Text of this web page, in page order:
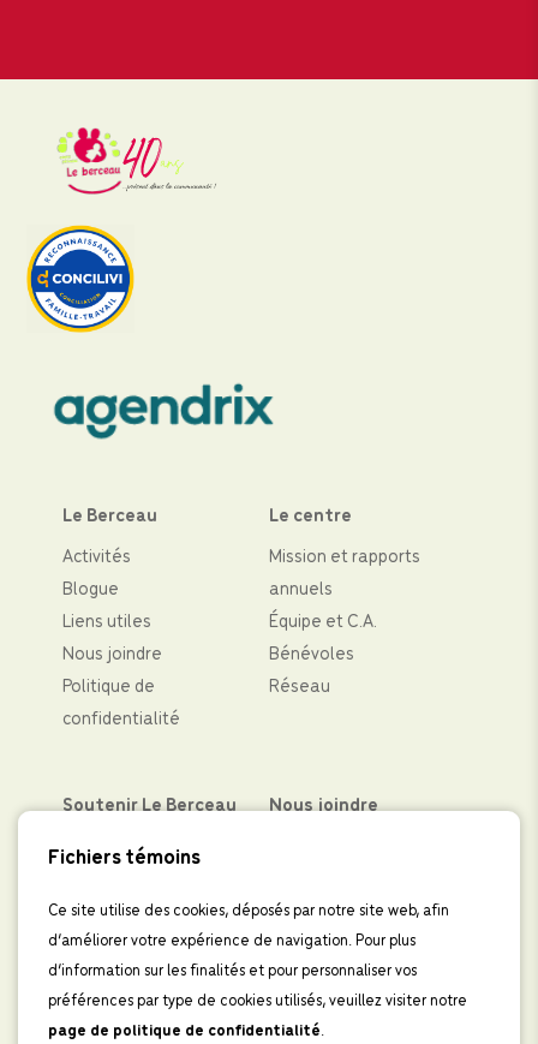
Le Berceau
Activités
Blogue
Liens utiles
Nous joindre
Politique de
confidentialité
Le centre
Mission et rapports
annuels
Équipe et C.A.
Bénévoles
Réseau
Soutenir Le Berceau
Partenaires financiers
Levées de fond
Boutique
Nous joindre
LinkedIn
IInscrivez-vous à
l’infolettre
Fichiers témoins
Ce site utilise des cookies, déposés par notre site web, afin
d’améliorer votre expérience de navigation. Pour plus
d’information sur les finalités et pour personnaliser vos
préférences par type de cookies utilisés, veuillez visiter notre
page de politique de confidentialité.